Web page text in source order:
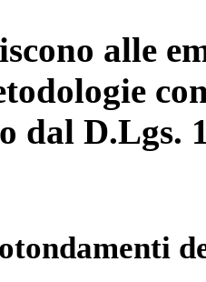
alle
dal D.Lgs.